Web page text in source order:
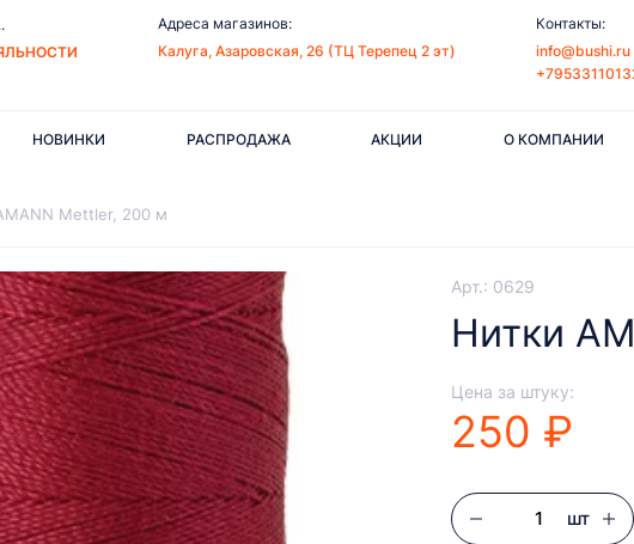
Адреса магазинов:
Калуга, Азаровская, 26 (ТЦ Терепец 2 эт)
Контакты:
info@bushi.ru
НОВИНКИ РАСПРОДАЖА АКЦИИ О КОМПАНИИ
Mettler, 200 м
Арт.: 0629
Нитки
Цена за штуку:
250 ₽
шт